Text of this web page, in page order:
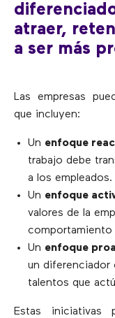
atraer,
a ser más
Las empresas
que incluyen:
Un enfoque
trabajo debe
a los empleados.
Un enfoque
valores de la
comportamiento
Un enfoque
un diferenciador
talentos que
Estas iniciativas